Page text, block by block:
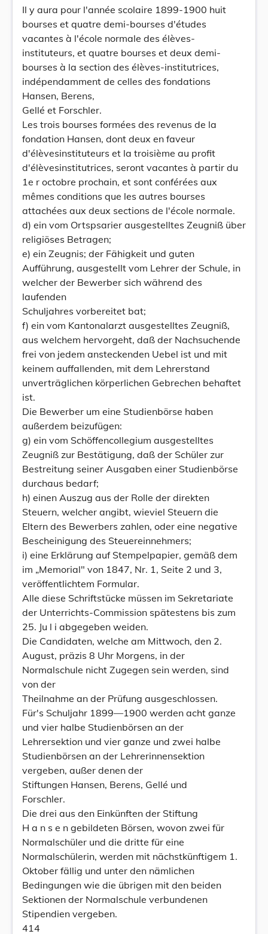
Il y aura pour l'année scolaire 1899-1900 huit
bourses et quatre demi-bourses d'études
vacantes à l'école normale des élèves-
instituteurs, et quatre bourses et deux demi-
bourses à la section des élèves-institutrices,
indépendamment de celles des fondations
Hansen, Berens,
Gellé et Forschler.
Les trois bourses formées des revenus de la
fondation Hansen, dont deux en faveur
d'élèvesinstituteurs et la troisième au profit
d'élèvesinstitutrices, seront vacantes à partir du
1e r octobre prochain, et sont conférées aux
mêmes conditions que les autres bourses
attachées aux deux sections de l'école normale.
d) ein vom Ortspsarier ausgestelltes Zeugniß über
religiöses Betragen;
e) ein Zeugnis; der Fähigkeit und guten
Aufführung, ausgestellt vom Lehrer der Schule, in
welcher der Bewerber sich während des
laufenden
Schuljahres vorbereitet bat;
f) ein vom Kantonalarzt ausgestelltes Zeugniß,
aus welchem hervorgeht, daß der Nachsuchende
frei von jedem ansteckenden Uebel ist und mit
keinem auffallenden, mit dem Lehrerstand
unverträglichen körperlichen Gebrechen behaftet
ist.
Die Bewerber um eine Studienbörse haben
außerdem beizufügen:
g) ein vom Schöffencollegium ausgestelltes
Zeugniß zur Bestätigung, daß der Schüler zur
Bestreitung seiner Ausgaben einer Studienbörse
durchaus bedarf;
h) einen Auszug aus der Rolle der direkten
Steuern, welcher angibt, wieviel Steuern die
Eltern des Bewerbers zahlen, oder eine negative
Bescheinigung des Steuereinnehmers;
i) eine Erklärung auf Stempelpapier, gemäß dem
im „Memorial" von 1847, Nr. 1, Seite 2 und 3,
veröffentlichtem Formular.
Alle diese Schriftstücke müssen im Sekretariate
der Unterrichts-Commission spätestens bis zum
25. Ju l i abgegeben weiden.
Die Candidaten, welche am Mittwoch, den 2.
August, präzis 8 Uhr Morgens, in der
Normalschule nicht Zugegen sein werden, sind
von der
Theilnahme an der Prüfung ausgeschlossen.
Für's Schuljahr 1899—1900 werden acht ganze
und vier halbe Studienbörsen an der
Lehrersektion und vier ganze und zwei halbe
Studienbörsen an der Lehrerinnensektion
vergeben, außer denen der
Stiftungen Hansen, Berens, Gellé und
Forschler.
Die drei aus den Einkünften der Stiftung
H a n s e n gebildeten Börsen, wovon zwei für
Normalschüler und die dritte für eine
Normalschülerin, werden mit nächstkünftigem 1.
Oktober fällig und unter den nämlichen
Bedingungen wie die übrigen mit den beiden
Sektionen der Normalschule verbundenen
Stipendien vergeben.
414